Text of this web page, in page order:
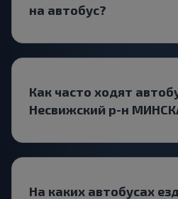
на автобус?
Как часто ходят
Несвижский р-н
На каких автобусах